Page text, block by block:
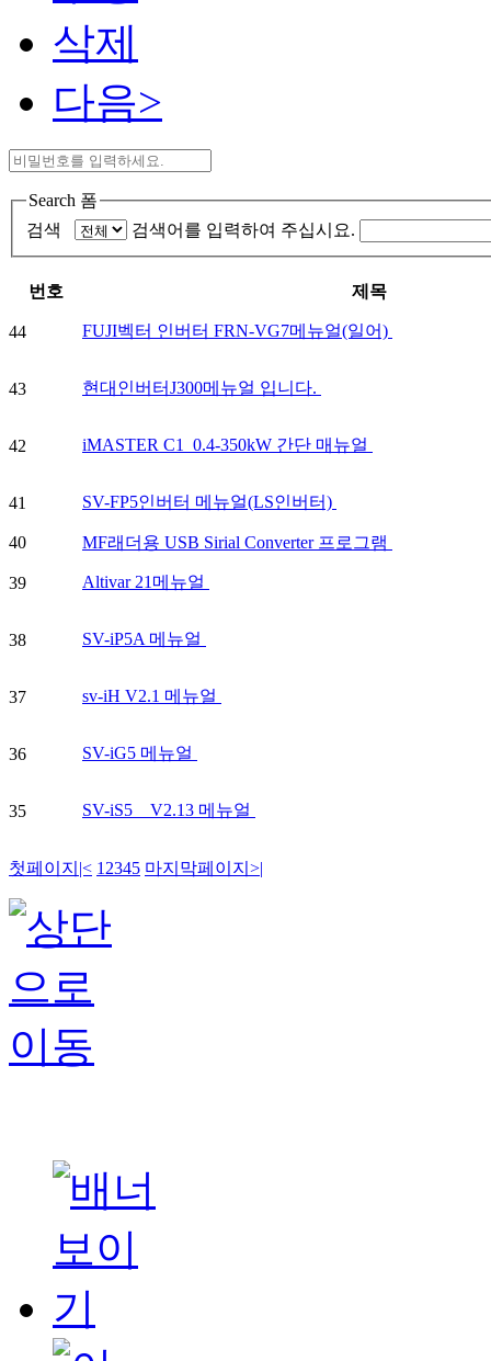
삭제
다음>
Search 폼
검색
검색어를 입력하여 주십시요.
번호 제목
44 FUJI벡터 인버터 FRN-VG7메뉴얼(일어)
43 현대인버터J300메뉴얼 입니다.
42 iMASTER C1_0.4-350kW 간단 매뉴얼
41 SV-FP5인버터 메뉴얼(LS인버터)
40 MF래더용 USB Sirial Converter 프로그램
39 Altivar 21메뉴얼
38 SV-iP5A 메뉴얼
37 sv-iH V2.1 메뉴얼
36 SV-iG5 메뉴얼
35 SV-iS5 _ V2.13 메뉴얼
첫페이지 |< 12345 마지막페이지 >|